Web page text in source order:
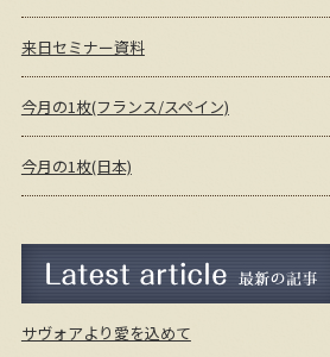
来日セミナー資料
今月の1枚(フランス/スペイン)
今月の1枚(日本)
最新の記事
サヴォアより愛を込めて